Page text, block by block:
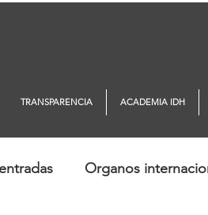
Organos
TRANSPARENCIA ACADEMIA IDH